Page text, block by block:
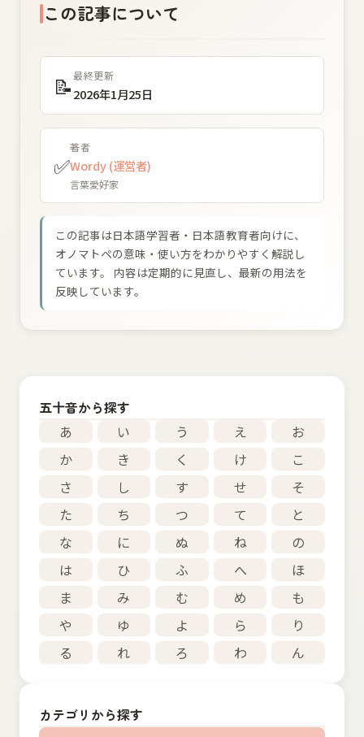
この記事について
📝最終更新
2026年1月25日
✅
著者
Wordy (運営者)
言葉愛好家
この記事は日本語学習者・日本語教育者向けに、
オノマトペの意味・使い方をわかりやすく解説し
ています。 内容は定期的に見直し、最新の用法を
反映しています。
五十音から探す
あ
い う え
お
か
き く け
こ
さ
し す せ
そ
た
ち つ て
と
な
に ぬ ね
の
は
ひ ふ へ
ほ
ま
み む め
も
や
ゆ よ ら
り
る
れ ろ わ ん
カテゴリから探す